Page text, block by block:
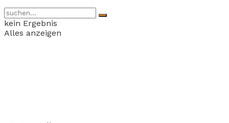
kein Ergebnis
Alles anzeigen